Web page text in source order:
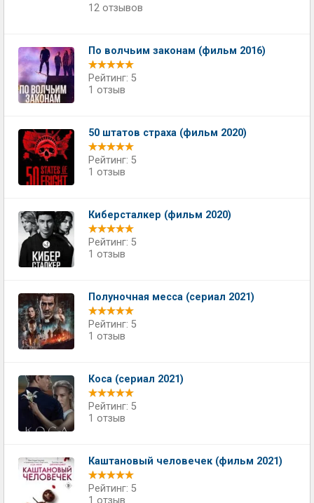
12 отзывов
По волчьим законам (фильм 2016)
Рейтинг: 5
1 отзыв
50 штатов страха (фильм 2020)
Рейтинг: 5
1 отзыв
Киберсталкер (фильм 2020)
Рейтинг: 5
1 отзыв
Полуночная месса (сериал 2021)
Рейтинг: 5
1 отзыв
Коса (сериал 2021)
Рейтинг: 5
1 отзыв
Каштановый человечек (фильм 2021)
Рейтинг: 5
1 отзыв